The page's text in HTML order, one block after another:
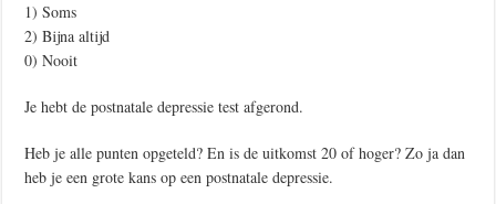
1) Soms
2) Bijna altijd
0) Nooit
Je hebt de postnatale depressie test afgerond.
Heb je alle punten opgeteld? En is de uitkomst 20 of hoger? Zo ja dan
heb je een grote kans op een postnatale depressie.